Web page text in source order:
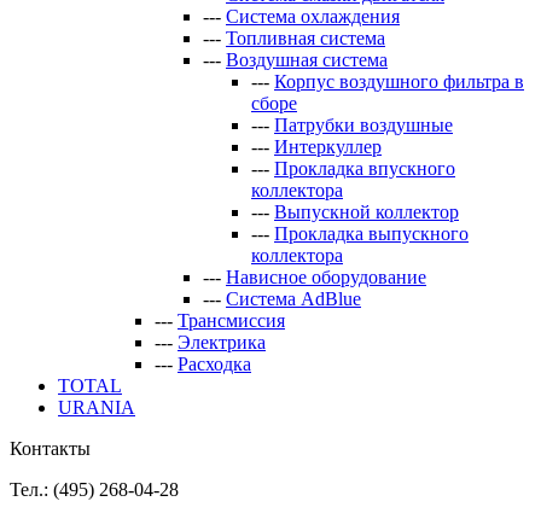
--- Система охлаждения
--- Топливная система
--- Воздушная система
--- Корпус воздушного фильтра в
сборе
--- Патрубки воздушные
--- Интеркуллер
--- Прокладка впускного
коллектора
--- Выпускной коллектор
--- Прокладка выпускного
коллектора
--- Нависное оборудование
--- Система AdBlue
--- Трансмиссия
--- Электрика
--- Расходка
TOTAL
URANIA
Контакты
Тел.: (495) 268-04-28